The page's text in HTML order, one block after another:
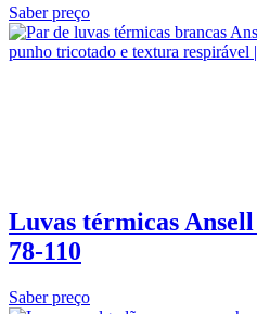
Saber preço
Luvas térmicas
78‑110
Saber preço